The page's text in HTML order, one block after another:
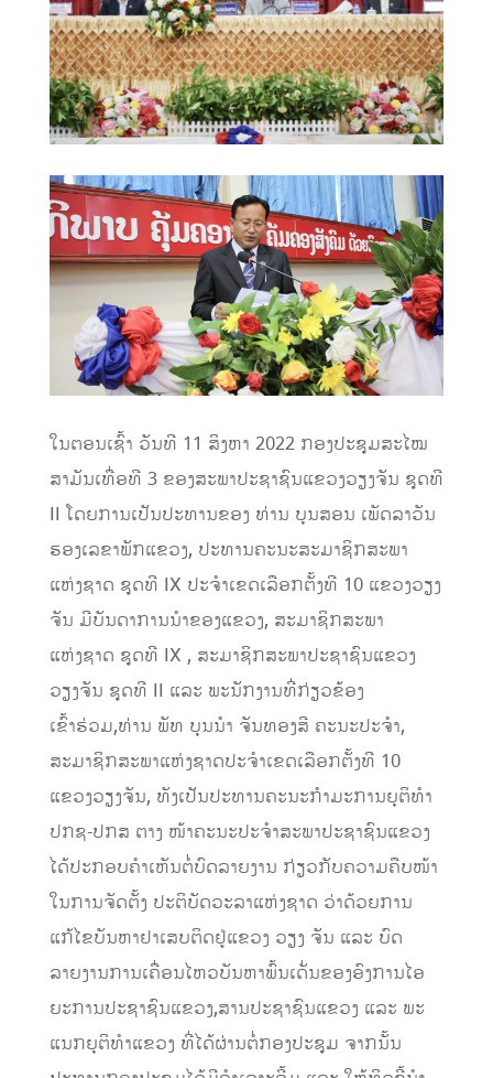
ໃນຕອນເຊົ້າ ວັນທີ 11 ສິງຫາ 2022 ກອງປະຊຸມສະໄໝ
ສາມັນເທື່ອທີ 3 ຂອງສະພາປະຊາຊົນແຂວງວຽງຈັນ ຊຸດທີ
II ໂດຍການເປັນປະທານຂອງ ທ່ານ ບຸນສອນ ເພັດລາວັນ
ຮອງເລຂາພັກແຂວງ, ປະທານຄະນະສະມາຊິກສະພາ
ແຫ່ງຊາດ ຊຸດທີ IX ປະຈໍາເຂດເລືອກຕັ້ງທີ 10 ແຂວງວຽງ
ຈັນ ມີບັນດາການນໍາຂອງແຂວງ, ສະມາຊິກສະພາ
ແຫ່ງຊາດ ຊຸດທີ IX , ສະມາຊິກສະພາປະຊາຊົນແຂວງ
ວຽງຈັນ ຊຸດທີ II ແລະ ພະນັກງານທີ່ກ່ຽວຂ້ອງ
ເຂົ້າຮ່ວມ,ທ່ານ ພັທ ບຸນນໍາ ຈັນທອງສີ ຄະນະປະຈໍາ,
ສະມາຊິກສະພາແຫ່ງຊາດປະຈໍາເຂດເລືອກຕັ້ງທີ 10
ແຂວງວຽງຈັນ, ທັງເປັນປະທານຄະນະກໍາມະການຍຸຕິທໍາ
ປກຊ-ປກສ ຕາງ ໜ້າຄະນະປະຈໍາສະພາປະຊາຊົນແຂວງ
ໄດ້ປະກອບຄໍາເຫັນຕໍ່ບົດລາຍງານ ກ່ຽວກັບຄວາມຄືບໜ້າ
ໃນການຈັດຕັ້ງ ປະຕິບັດວະລາແຫ່ງຊາດ ວ່າດ້ວຍການ
ແກ້ໄຂບັນຫາຢາເສບຕິດຢູ່ແຂວງ ວຽງ ຈັນ ແລະ ບົດ
ລາຍງານການເຄື່ອນໄຫວບັນຫາພົ້ນເດັ່ນຂອງອົງການໄອ
ຍະການປະຊາຊົນແຂວງ,ສານປະຊາຊົນແຂວງ ແລະ ພະ
ແນກຍຸຕິທໍາແຂວງ ທີ່ໄດ້ຜ່ານຕໍ່ກອງປະຊຸມ ຈາກນັ້ນ